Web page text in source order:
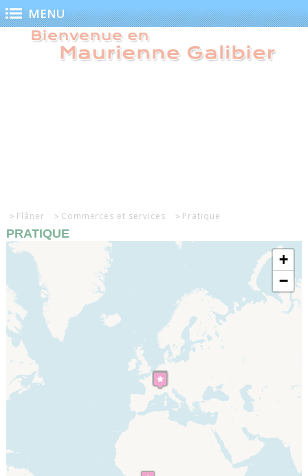
Panneau de gestion des cookies
MENU
Flâner Commerces et services Pratique
PRATIQUE
+
−